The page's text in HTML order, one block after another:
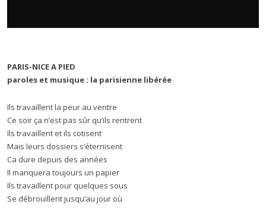
PARIS-NICE A PIED
paroles et musique : la parisienne libérée
Ils travaillent la peur au ventre
Ce soir ça n’est pas sûr qu’ils rentrent
Ils travaillent et ils cotisent
Mais leurs dossiers s’éternisent
Ca dure depuis des années
Il manquera toujours un papier
Ils travaillent pour quelques sous
Se débrouillent jusqu’au jour où